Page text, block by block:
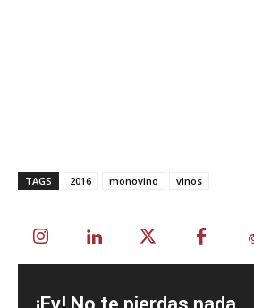
TAGS 2016 monovino vinos